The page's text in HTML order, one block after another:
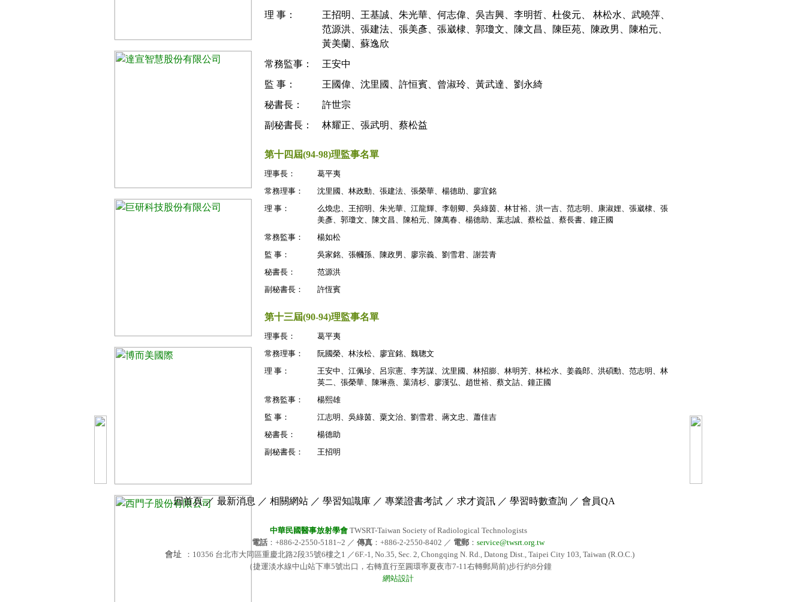
理 事：
王招明、王基誠、朱光華、何志偉、吳吉興、李明哲、杜俊元、 林松水、武曉萍、
范源洪、張建法、張美彥、張崴棣、郭瓊文、陳文昌、陳臣苑、陳政男、陳柏元、
黃美蘭、蘇逸欣
常務監事：
王安中
監 事：
王國偉、沈里國、許恒賓、曾淑玲、黃武達、劉永綺
秘書長：
許世宗
副秘書長：
林耀正、張武明、蔡松益
第十四屆(94-98)理監事名單
理事長：
葛平夷
常務理事：
沈里國、林政勳、張建法、張榮華、楊德助、廖宜銘
理 事：
么煥忠、王招明、朱光華、江龍輝、李朝卿、吳綠茵、林甘裕、洪一吉、范志明、康淑娌、張崴棣、張
美彥、郭瓊文、陳文昌、陳柏元、陳萬春、楊德助、葉志誠、蔡松益、蔡長書、鐘正國
常務監事：
楊如松
監 事：
吳家銘、張幗孫、陳政男、廖宗義、劉雪君、謝芸青
秘書長：
范源洪
副秘書長：
許恆賓
第十三屆(90-94)理監事名單
理事長：
葛平夷
常務理事：
阮國榮、林汝松、廖宜銘、魏聰文
理 事：
王安中、江佩珍、呂宗憲、李芳謀、沈里國、林招膨、林明芳、林松水、姜義郎、洪碩勳、范志明、林
英二、張榮華、陳琳燕、葉清杉、廖漢弘、趙世裕、蔡文詰、鐘正國
常務監事：
楊熙雄
監 事：
江志明、吳綠茵、粟文治、劉雪君、蔣文忠、蕭佳吉
秘書長：
楊德助
副秘書長：
王招明
回首頁／ 最新消息 ／ 相關網站 ／ 學習知識庫 ／ 專業證書考試 ／ 求才資訊 ／ 學習時數查詢 ／ 會員QA
中華民國醫事放射學會TWSRT-Taiwan Society of Radiological Technologists
電話 ：+886-2-2550-5181~2 ／ 傳真 ：+886-2-2550-8402 ／ 電郵 ： service@twsrt.org.tw
會址
：10356 台北市大同區重慶北路2段35號6樓之1 ／6F.-1, No.35, Sec. 2, Chongqing N. Rd., Datong Dist., Taipei City 103, Taiwan (R.O.C.)
（捷運淡水線中山站下車5號出口，右轉直行至圓環寧夏夜市7-11右轉郵局前)步行約8分鐘
網站設計